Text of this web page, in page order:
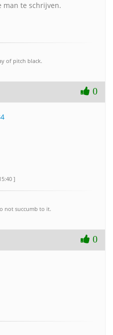
man te schrijven.
of pitch black.
0
]
not succumb to it.
0